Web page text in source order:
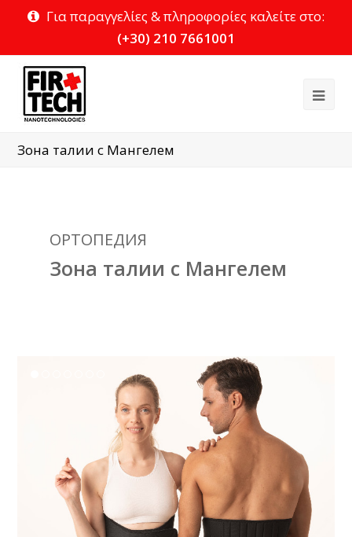
Για παραγγελίες & πληροφορίες καλείτε στο:
(+30) 210 7661001
Зона талии с Мангелем
ОРТОПЕДИЯ
Зона талии с Мангелем